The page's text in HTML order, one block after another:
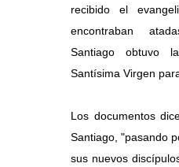
recibido el
encontraban
Santiago obtuvo
Santísima Virgen
Los documentos
Santiago, "pasando
sus nuevos